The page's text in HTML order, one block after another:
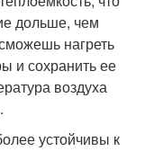
дольше, чем
нагреть
и сохранить ее
воздуха
устойчивы к